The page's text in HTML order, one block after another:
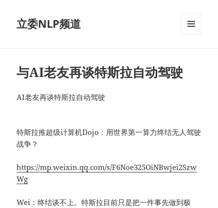
立委NLP频道
与AI老友再谈特斯拉自动驾驶
AI老友再谈特斯拉自动驾驶
特斯拉推超级计算机Dojo：用世界第一算力终结无人驾驶
战争？
https://mp.weixin.qq.com/s/F6Noe325OiNBwjei2Szw
Wg
Wei：终结谈不上。特斯拉目前只是把一件事先做到极